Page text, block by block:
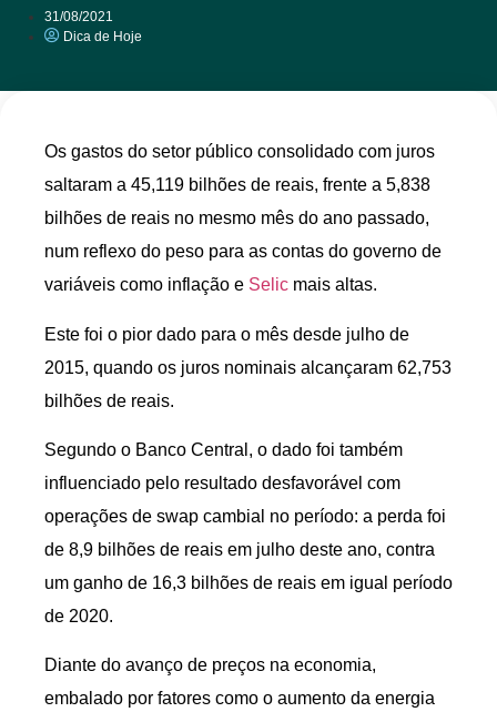
31/08/2021
Dica de Hoje
Os gastos do setor público consolidado com juros
saltaram a 45,119 bilhões de reais, frente a 5,838
bilhões de reais no mesmo mês do ano passado,
num reflexo do peso para as contas do governo de
variáveis como inflação e Selic mais altas.
Este foi o pior dado para o mês desde julho de
2015, quando os juros nominais alcançaram 62,753
bilhões de reais.
Segundo o Banco Central, o dado foi também
influenciado pelo resultado desfavorável com
operações de swap cambial no período: a perda foi
de 8,9 bilhões de reais em julho deste ano, contra
um ganho de 16,3 bilhões de reais em igual período
de 2020.
Diante do avanço de preços na economia,
embalado por fatores como o aumento da energia